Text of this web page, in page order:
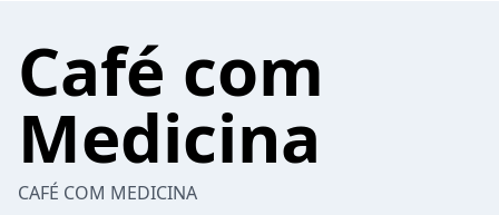
Café com
Medicina
CAFÉ COM MEDICINA